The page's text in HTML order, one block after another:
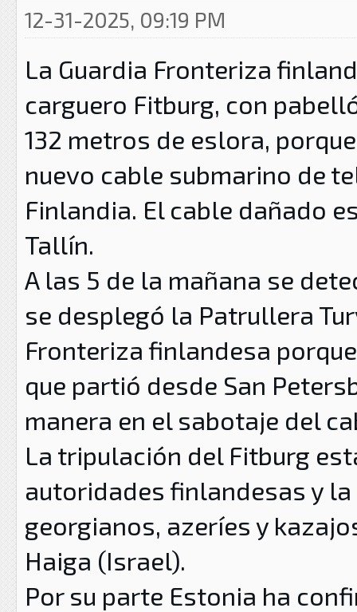
12-31-2025, 09:19 PM
La Guardia Fronteriza
carguero Fitburg, con
132 metros de eslora,
nuevo cable submarino de
Finlandia. El cable dañado
Tallín.
A las 5 de la mañana se
se desplegó la Patrullera
Fronteriza finlandesa
que partió desde San
manera en el sabotaje del
La tripulación del Fitburg
autoridades finlandesas y
georgianos, azeríes y
Haiga (Israel).
Por su parte Estonia ha